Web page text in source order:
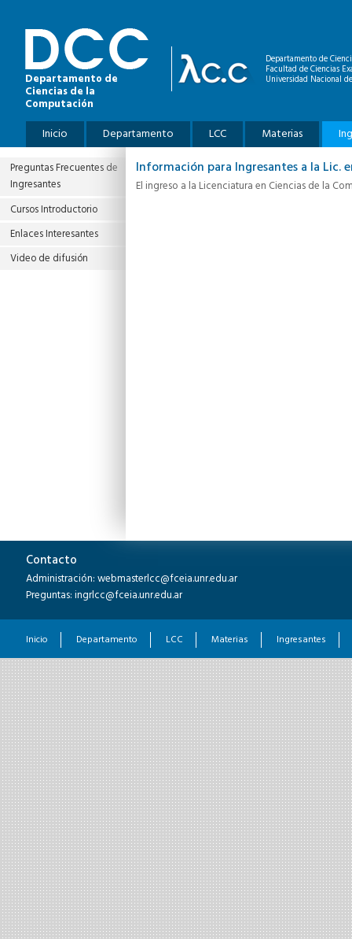
Departamento de
Ciencias de la
Computación
Departamento de
Facultad de Ciencias
Universidad Nacional
Menú principal
Inicio Departamento LCC Materias
Preguntas Frecuentes de
Ingresantes
Cursos Introductorio
Enlaces Interesantes
Video de difusión
Información para Ingresantes a la Lic.
El ingreso a la Licenciatura en Ciencias de la
Contacto
Administración: webmasterlcc@fceia.unr.edu.ar
Preguntas: ingrlcc@fceia.unr.edu.ar
Inicio Departamento LCC Materias Ingresantes